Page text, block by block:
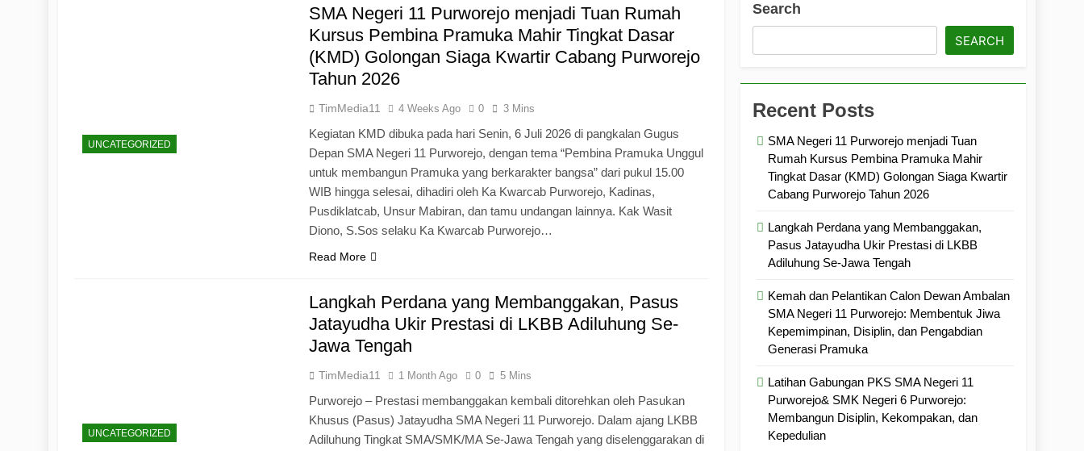
Pengabdian Generasi Pramuka
UNCATEGORIZED
SMA Negeri 11 Purworejo menjadi Tuan Rumah
Kursus Pembina Pramuka Mahir Tingkat Dasar
(KMD) Golongan Siaga Kwartir Cabang Purworejo
Tahun 2026
TimMedia11 4 Weeks Ago 0 3 Mins
Kegiatan KMD dibuka pada hari Senin, 6 Juli 2026 di pangkalan Gugus
Depan SMA Negeri 11 Purworejo, dengan tema “Pembina Pramuka Unggul
untuk membangun Pramuka yang berkarakter bangsa” dari pukul 15.00
WIB hingga selesai, dihadiri oleh Ka Kwarcab Purworejo, Kadinas,
Pusdiklatcab, Unsur Mabiran, dan tamu undangan lainnya. Kak Wasit
Diono, S.Sos selaku Ka Kwarcab Purworejo…
Read More
UNCATEGORIZED
Langkah Perdana yang Membanggakan, Pasus
Jatayudha Ukir Prestasi di LKBB Adiluhung Se-
Jawa Tengah
TimMedia11 1 Month Ago 0 5 Mins
Purworejo – Prestasi membanggakan kembali ditorehkan oleh Pasukan
Khusus (Pasus) Jatayudha SMA Negeri 11 Purworejo. Dalam ajang LKBB
Adiluhung Tingkat SMA/SMK/MA Se-Jawa Tengah yang diselenggarakan di
Search
SEARCH
Recent Posts
SMA Negeri 11 Purworejo menjadi Tuan
Rumah Kursus Pembina Pramuka Mahir
Tingkat Dasar (KMD) Golongan Siaga Kwartir
Cabang Purworejo Tahun 2026
Langkah Perdana yang Membanggakan,
Pasus Jatayudha Ukir Prestasi di LKBB
Adiluhung Se-Jawa Tengah
Kemah dan Pelantikan Calon Dewan Ambalan
SMA Negeri 11 Purworejo: Membentuk Jiwa
Kepemimpinan, Disiplin, dan Pengabdian
Generasi Pramuka
Latihan Gabungan PKS SMA Negeri 11
Purworejo& SMK Negeri 6 Purworejo:
Membangun Disiplin, Kekompakan, dan
Kepedulian